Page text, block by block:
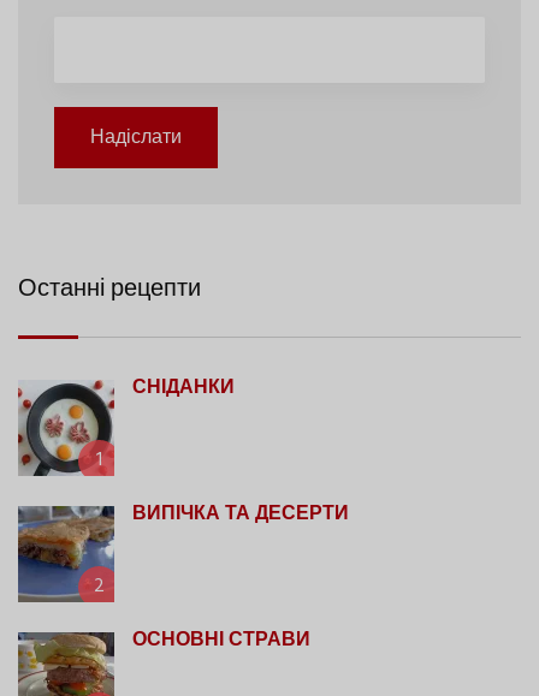
Надіслати
Останні рецепти
1
СНІДАНКИ
2
ВИПІЧКА ТА ДЕСЕРТИ
ОСНОВНІ СТРАВИ